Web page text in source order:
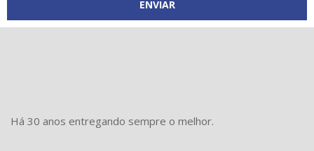
Há 30 anos entregando sempre o melhor.